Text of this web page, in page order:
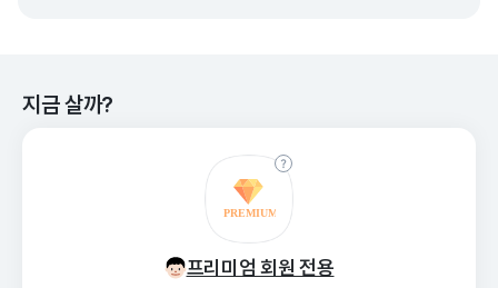
지금 살까?
프리미엄 회원 전용
최근 매수 신호 상승률